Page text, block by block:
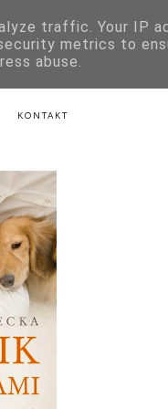
POLSKA LITERATURA
KONTAKT
Trzeciecka
traffic. Your IP
metrics to
abuse.